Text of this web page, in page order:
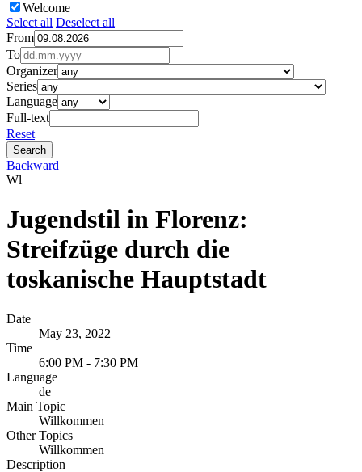
Welcome
Select all Deselect all
From
To
Organizer
Series
Language
Full-text
Reset
Backward
Wl
Jugendstil in Florenz:
Streifzüge durch die
toskanische Hauptstadt
Date
May 23, 2022
Time
6:00 PM - 7:30 PM
Language
de
Main Topic
Willkommen
Other Topics
Willkommen
Description